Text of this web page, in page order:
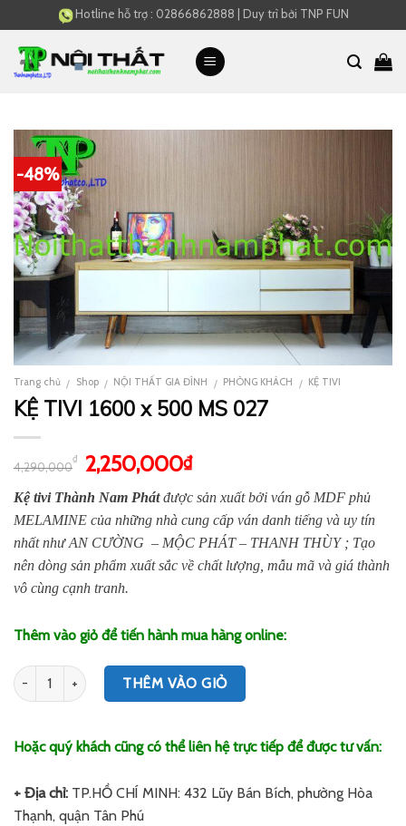
to
content
Hotline hỗ trợ : 02866862888 Duy trì bởi TNP FUN
-48%
Trang chủ / Shop / NỘI THẤT GIA ĐÌNH / PHÒNG KHÁCH / KỆ TIVI
KỆ TIVI 1600 x 500 MS 027
4,290,000
₫ 2,250,000₫
Kệ tivi Thành Nam Phátđược sản xuất bởi ván gỗ MDF phủ
MELAMINE của những nhà cung cấp ván danh tiếng và uy tín
nhất như AN CƯỜNG – MỘC PHÁT – THANH THÙY ; Tạo
nên dòng sản phẩm xuất sắc về chất lượng, mẫu mã và giá thành
vô cùng cạnh tranh.
Thêm vào giỏ để tiến hành mua hàng online:
Số lượng THÊM VÀO GIỎ
Hoặc quý khách cũng có thể liên hệ trực tiếp để được tư vấn:
+ Địa chỉ: TP.HỒ CHÍ MINH: 432 Lũy Bán Bích, phường Hòa
Thạnh, quận Tân Phú